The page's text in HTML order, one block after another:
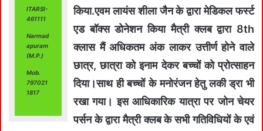
ITARSI-
461111
Narmad
apuram
(M.P.)
Mob.
797021
1817
किया.एवम लायंस शीला जैन के द्वारा मेडिकल फर्स्ट
एड बॉक्स डोनेशन किया मैत्री क्लब द्वारा 8th
क्लास मैं अधिकतम अंक लाकर उत्तीर्ण होने वाले
छात्र, छात्रा को इनाम देकर बच्चों को प्रोत्साहन
दिया।साथ ही बच्चों के मनोरंजन हेतु लकी ड्रा भी
रखा गया। इस आधिकारिक यात्रा पर जोन चेयर
पर्सन के द्वारा मैत्री क्लब के सभी गतिविधियों के एवं